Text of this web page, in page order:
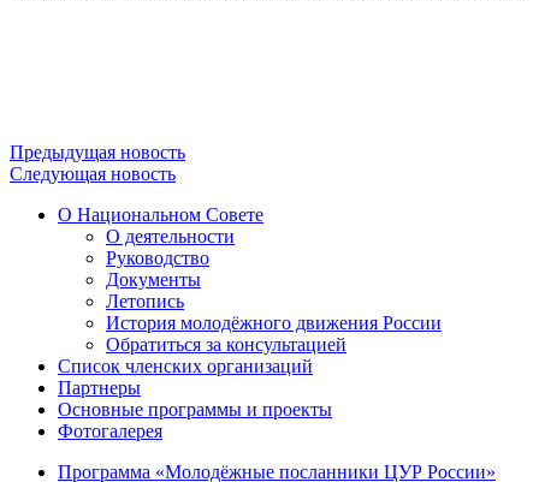
Предыдущая новость
Следующая новость
О Национальном Совете
О деятельности
Руководство
Документы
Летопись
История молодёжного движения России
Обратиться за консультацией
Список членских организаций
Партнеры
Основные программы и проекты
Фотогалерея
Программа «Молодёжные посланники ЦУР России»